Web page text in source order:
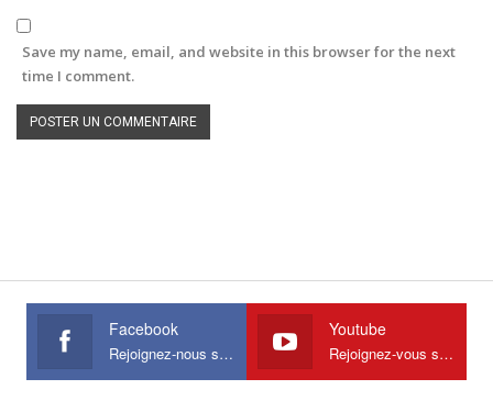
Save my name, email, and website in this browser for the next
time I comment.
Facebook
Rejoignez-nous sur Facebook
Youtube
Rejoignez-vous sur Youtube